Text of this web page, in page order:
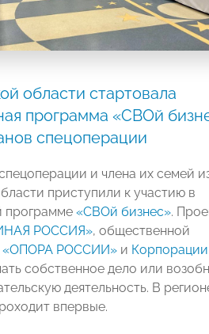
области стартовала
программа «СВОй
спецоперации
и члена их семей
приступили к участию в
программе «СВОй бизнес».
РОССИЯ», общественной
«ОПОРА РОССИИ» и
собственное дело или
деятельность. В
впервые.